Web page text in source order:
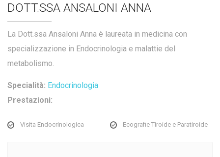
DOTT.SSA ANSALONI ANNA
La Dott.ssa Ansaloni Anna è laureata in medicina con
specializzazione in Endocrinologia e malattie del
metabolismo.
Specialità: Endocrinologia
Prestazioni:
Visita Endocrinologica Ecografie Tiroide e Paratiroide